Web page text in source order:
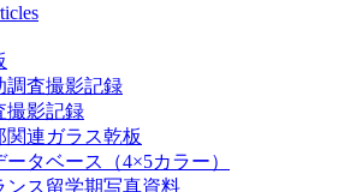
調査撮影記録
撮影記録
関連ガラス乾板
タベース（4×5カラー）
ンス留学期写真資料